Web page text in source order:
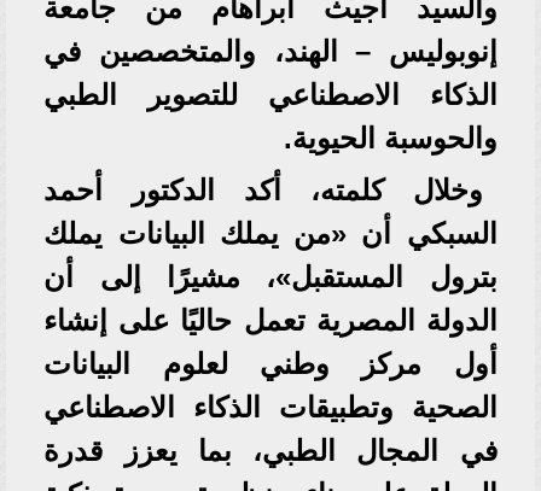
والسيد أجيث أبراهام من جامعة
إنوبوليس – الهند، والمتخصصين في
الذكاء الاصطناعي للتصوير الطبي
والحوسبة الحيوية.
وخلال كلمته، أكد الدكتور أحمد
السبكي أن «من يملك البيانات يملك
بترول المستقبل»، مشيرًا إلى أن
الدولة المصرية تعمل حاليًا على إنشاء
أول مركز وطني لعلوم البيانات
الصحية وتطبيقات الذكاء الاصطناعي
في المجال الطبي، بما يعزز قدرة